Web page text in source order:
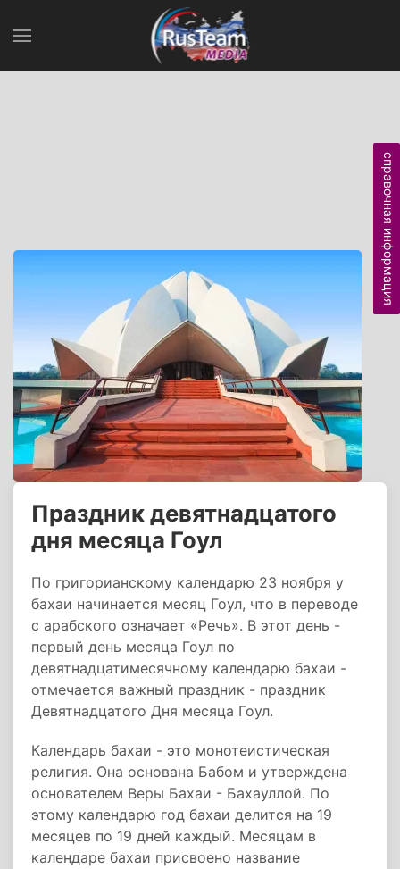
Праздник девятнадцатого
дня месяца Гоул
По григорианскому календарю 23 ноября у
бахаи начинается месяц Гоул, что в переводе
с арабского означает «Речь». В этот день -
первый день месяца Гоул по
девятнадцатимесячному календарю бахаи -
отмечается важный праздник - праздник
Девятнадцатого Дня месяца Гоул.
Календарь бахаи - это монотеистическая
религия. Она основана Бабом и утверждена
основателем Веры Бахаи - Бахауллой. По
этому календарю год бахаи делится на 19
месяцев по 19 дней каждый. Месяцам в
календаре бахаи присвоено название
справочная информация